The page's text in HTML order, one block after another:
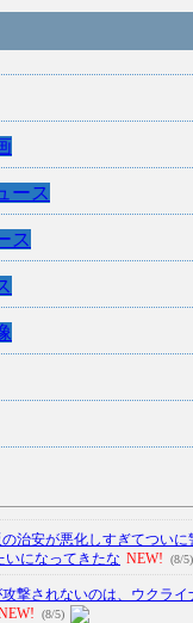
ース
ス
の治安が悪化しすぎてついに
いになってきたな NEW! (8/5)
撃されないのは、ウクラ
(8/5)